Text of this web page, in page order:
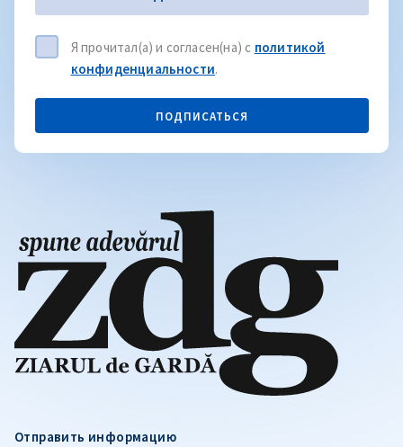
Отправить информацию
Я прочитал(а) и согласен(на) с политикой
конфиденциальности.
ПОДПИСАТЬСЯ